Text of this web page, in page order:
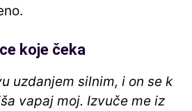
koje čeka
uzdanjem silnim, i on se k
vapaj moj. Izvuče me iz